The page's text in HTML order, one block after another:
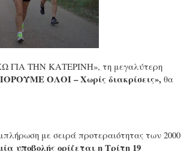
ΓΙΑ ΤΗΝ ΚΑΤΕΡΙΝΗ», τη μεγαλύτερη
ΟΛΟΙ – Χωρίς διακρίσεις», θα
με σειρά προτεραιότητας των 2000
υποβολής ορίζεται η Τρίτη 19